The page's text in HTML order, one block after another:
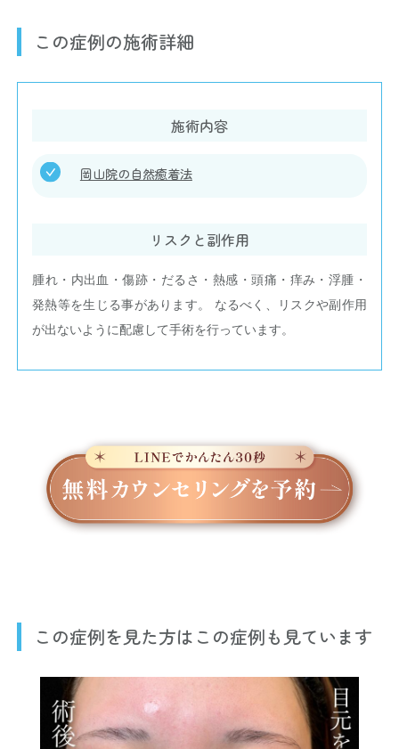
この症例の施術詳細
施術内容
岡山院の自然癒着法
リスクと副作用
腫れ・内出血・傷跡・だるさ・熱感・頭痛・痒み・浮腫・
発熱等を生じる事があります。 なるべく、リスクや副作用
が出ないように配慮して手術を行っています。
この症例を見た方はこの症例も見ています